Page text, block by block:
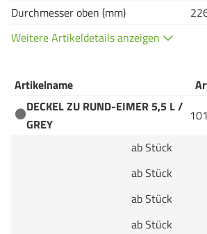
Durchmesser oben (mm)
Weitere Artikeldetails anzeigen
Artikelname
DECKEL ZU RUND-EIMER 5,5 L /
GREY
ab Stück
ab Stück
ab Stück
ab Stück